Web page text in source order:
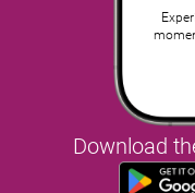
Download